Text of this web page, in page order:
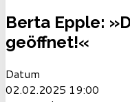
Berta Epple:
geöffnet!«
Datum
02.02.2025 19:00